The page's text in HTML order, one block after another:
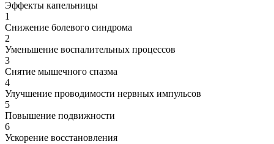
Эффекты капельницы
1
Снижение болевого синдрома
2
Уменьшение воспалительных процессов
3
Снятие мышечного спазма
4
Улучшение проводимости нервных импульсов
5
Повышение подвижности
6
Ускорение восстановления